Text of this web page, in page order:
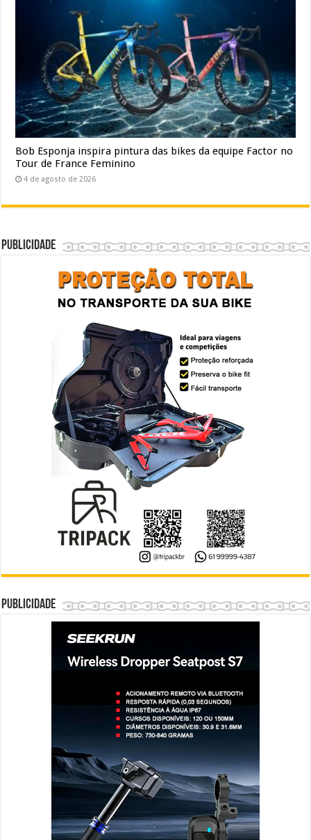
Bob Esponja inspira pintura das bikes da equipe Factor no
Tour de France Feminino
4 de agosto de 2026
Publicidade
Publicidade